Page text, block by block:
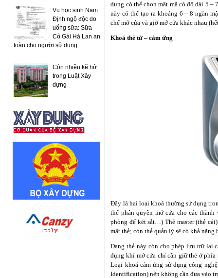
Vụ học sinh Nam
Định ngộ độc do
uống sữa: Sữa
Cô Gái Hà Lan an
toàn cho người sử dụng
Còn nhiều kẽ hở
trong Luật Xây
dựng
dụng có thể chọn mật mã có độ dài 5
này có thể tạo ra khoảng 6 – 8 ngàn
chế mở cửa và giờ mở cửa khác nhau
Khoá thẻ từ – cảm ứng
Đây là hai loại khoá thường sử dụng
thể phân quyền mở cửa cho các
phòng để két sắt…) Thẻ master (thẻ
mất thẻ; còn thẻ quản lý sẽ có khả
Dạng thẻ này còn cho phép lưu trữ lại
dụng khi mở cửa chỉ cần giữ thẻ ở phía
Loại khoá cảm ứng sử dụng công
Identification) nên không cần đưa vào